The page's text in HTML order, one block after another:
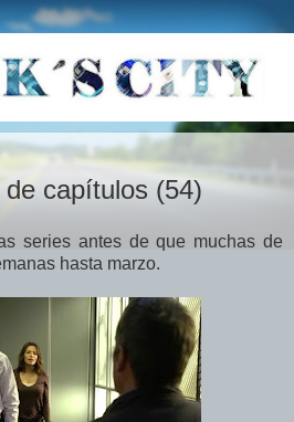
capítulos (54)
series antes de que muchas de
hasta marzo.